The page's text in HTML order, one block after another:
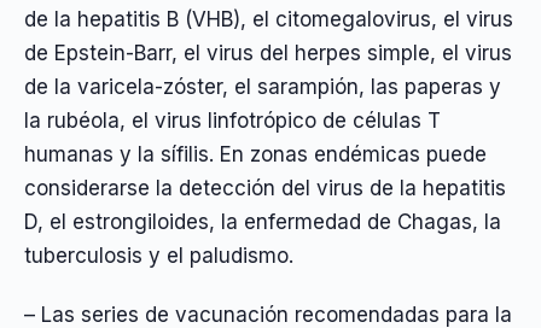
de la hepatitis B (VHB), el citomegalovirus, el virus
de Epstein-Barr, el virus del herpes simple, el virus
de la varicela-zóster, el sarampión, las paperas y
la rubéola, el virus linfotrópico de células T
humanas y la sífilis. En zonas endémicas puede
considerarse la detección del virus de la hepatitis
D, el estrongiloides, la enfermedad de Chagas, la
tuberculosis y el paludismo.
– Las series de vacunación recomendadas para la